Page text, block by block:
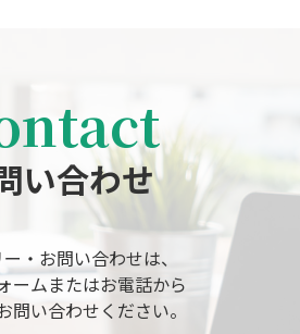
い合わせ
・お問い合わせは、
ームまたはお電話から
問い合わせください。